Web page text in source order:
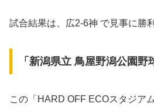
試合結果は、広2-6神 で見事に勝
「新潟県立 鳥屋野潟公園野
この「HARD OFF ECOスタジア